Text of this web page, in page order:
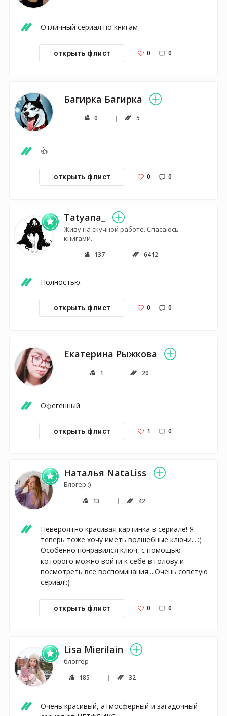
Отличный сериал по книгам
открыть флист 0 0
Багирка Багирка
0 5
👍
открыть флист 0 0
Tatyana_
Живу на скучной работе. Спасаюсь
книгами.
137 6412
Полностью.
открыть флист 0 0
Екатерина Рыжкова
1 20
Офегенный
открыть флист 1 0
Наталья NataLiss
Блогер :)
13 42
Невероятно красивая картинка в сериале! Я
теперь тоже хочу иметь волшебные ключи....:(
Особенно понравился ключ, с помощью
которого можно войти к себе в голову и
посмотреть все воспоминания....Очень советую
сериал!:)
открыть флист 0 0
Lisa Mierilain
блоггер
185 32
Очень красивый, атмосферный и загадочный